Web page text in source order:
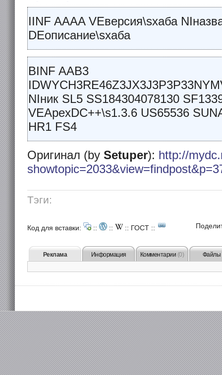
IINF AAAA VEверсия\sхаба
DEописание\sхаба
BINF AAB3
NIник SL5 SS184304078130
VEApexDC++\s1.3.6 US65536
HR1 FS4
Оригинал (by Setuper): http://
Тэги:
Код для вставки: :: :: :: ГОСТ ::
Реклама Информация Комментарии (0) Файлы